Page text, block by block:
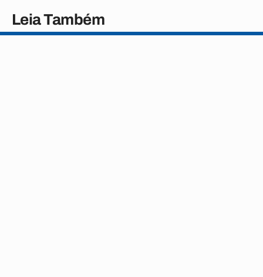
Leia Também